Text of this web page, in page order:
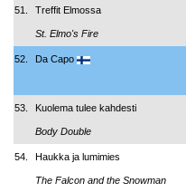
51. Treffit Elmossa
St. Elmo's Fire
52. Da Capo
53. Kuolema tulee kahdesti
Body Double
54. Haukka ja lumimies
The Falcon and the Snowman